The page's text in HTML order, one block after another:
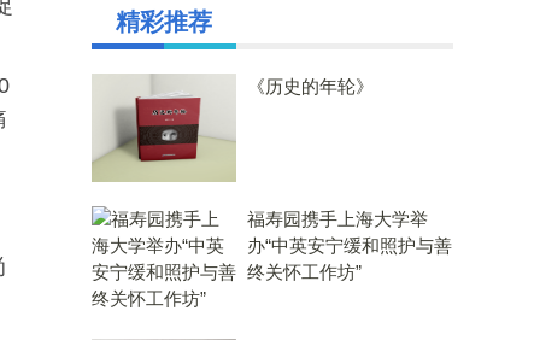
精彩推荐
《历史的年轮》
福寿园携手上海大学举
办“中英安宁缓和照护与善
终关怀工作坊”